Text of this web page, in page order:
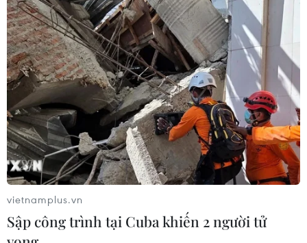
vietnamplus.vn
Sập công trình tại Cuba khiến 2 người tử